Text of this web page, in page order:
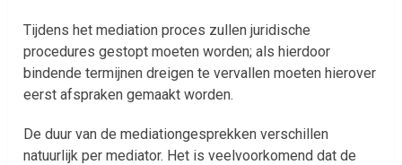
Tijdens het mediation proces zullen juridische
procedures gestopt moeten worden; als hierdoor
bindende termijnen dreigen te vervallen moeten hierover
eerst afspraken gemaakt worden.
De duur van de mediationgesprekken verschillen
natuurlijk per mediator. Het is veelvoorkomend dat de